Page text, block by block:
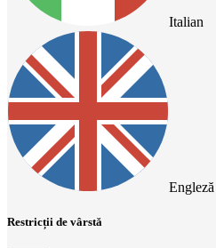
Italian
Engleză
Restricții de vârstă